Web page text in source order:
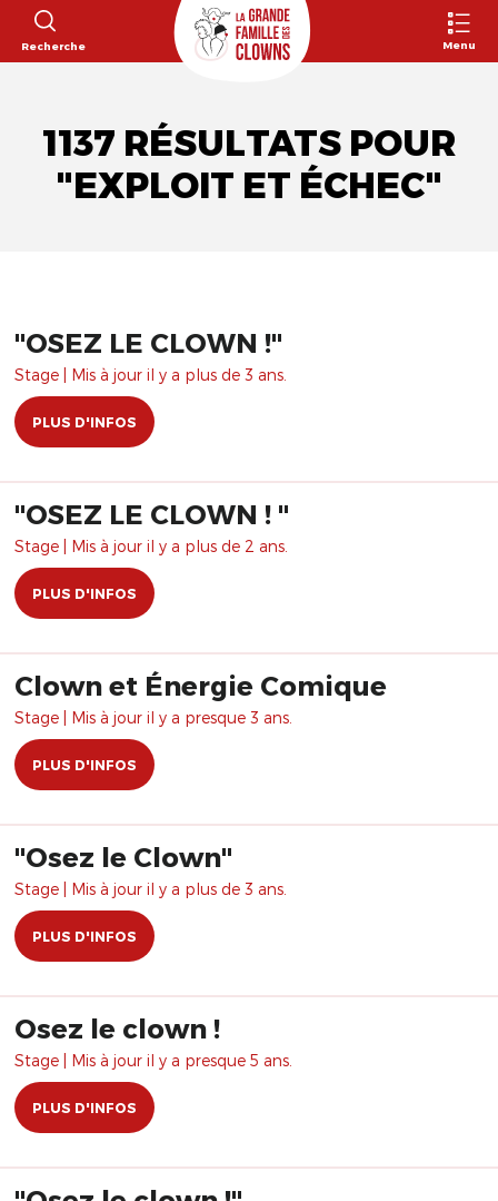
Recherche Menu
1137 RÉSULTATS POUR
"EXPLOIT ET ÉCHEC"
​"OSEZ LE CLOWN !"
Stage | Mis à jour il y a plus de 3 ans.
PLUS D'INFOS
"OSEZ LE CLOWN ! "
Stage | Mis à jour il y a plus de 2 ans.
PLUS D'INFOS
Clown et Énergie Comique
Stage | Mis à jour il y a presque 3 ans.
PLUS D'INFOS
"Osez le Clown"
Stage | Mis à jour il y a plus de 3 ans.
PLUS D'INFOS
Osez le clown !
Stage | Mis à jour il y a presque 5 ans.
PLUS D'INFOS